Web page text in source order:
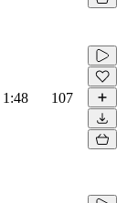
1:48 107